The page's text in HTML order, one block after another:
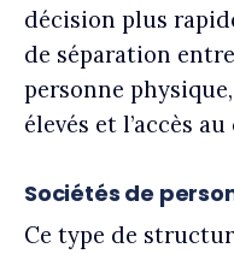
décision plus
de séparation
personne
élevés et l’accès
Sociétés de
Ce type de